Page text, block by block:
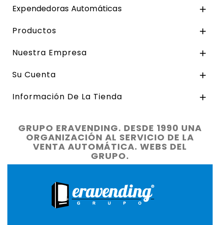
Expendedoras Automáticas 
Productos 
Nuestra Empresa 
Su Cuenta 
Información De La Tienda 
GRUPO ERAVENDING. DESDE 1990 UNA
ORGANIZACIÓN AL SERVICIO DE LA
VENTA AUTOMÁTICA. WEBS DEL
GRUPO.